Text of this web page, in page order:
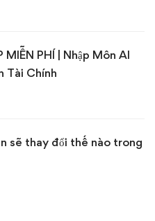
MIỄN PHÍ | Nhập Môn AI
Tài Chính
sẽ thay đổi thế nào trong